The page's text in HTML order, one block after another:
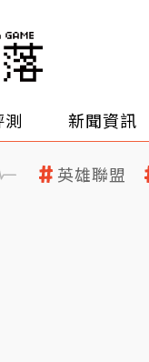
測 新聞資訊
英雄聯盟